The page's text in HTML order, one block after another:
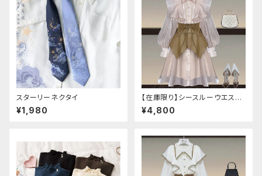
スターリーネクタイ
¥1,980
【在庫限り】シースルーウエスト
ベルトワンピースセットアップ（ラ
イトピンク：Lサイズ
¥4,800